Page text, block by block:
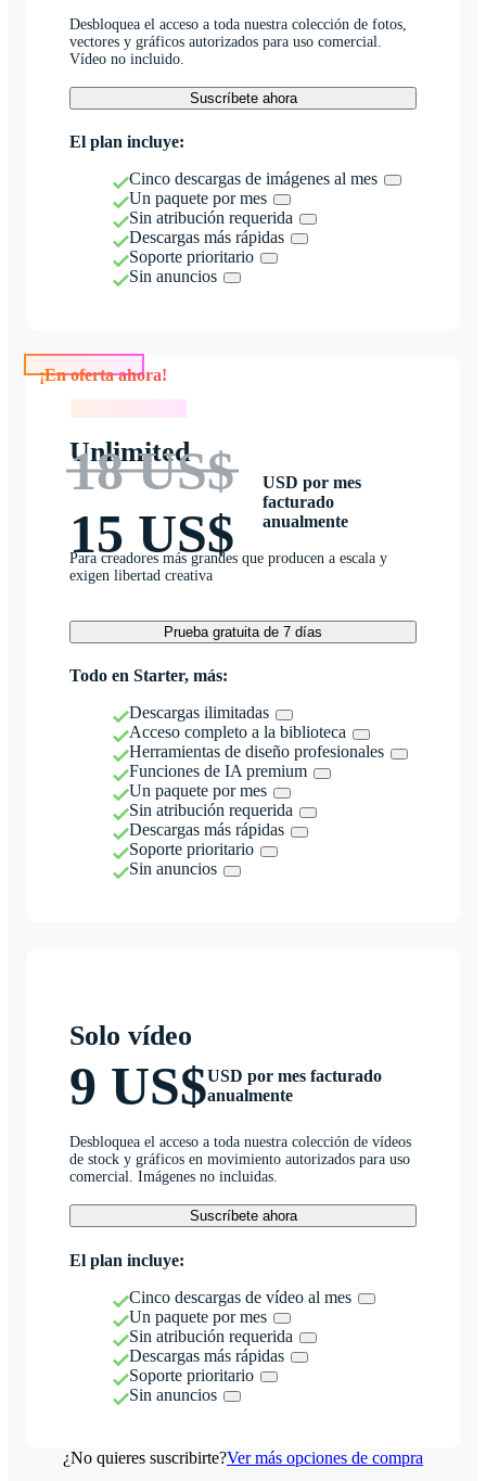
Desbloquea el acceso a toda nuestra colección de fotos,
vectores y gráficos autorizados para uso comercial.
Vídeo no incluido.
Suscríbete ahora
El plan incluye:
Cinco descargas de imágenes al mes
Un paquete por mes
Sin atribución requerida
Descargas más rápidas
Soporte prioritario
Sin anuncios
Unlimited
18 US$
15 US$
USD por mes
facturado
anualmente
Para creadores más grandes que producen a escala y
exigen libertad creativa
Prueba gratuita de 7 días
Todo en Starter, más:
Descargas ilimitadas
Acceso completo a la biblioteca
Herramientas de diseño profesionales
Funciones de IA premium
Un paquete por mes
Sin atribución requerida
Descargas más rápidas
Soporte prioritario
Sin anuncios
Solo vídeo
9 US$USD por mes facturado
anualmente
Desbloquea el acceso a toda nuestra colección de vídeos
de stock y gráficos en movimiento autorizados para uso
comercial. Imágenes no incluidas.
Suscríbete ahora
El plan incluye:
Cinco descargas de vídeo al mes
Un paquete por mes
Sin atribución requerida
Descargas más rápidas
Soporte prioritario
Sin anuncios
¿No quieres suscribirte?Ver más opciones de compra